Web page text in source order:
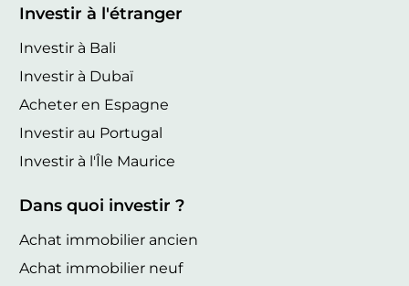
Investir à l'étranger
Investir à Bali
Investir à Dubaï
Acheter en Espagne
Investir au Portugal
Investir à l'Île Maurice
Dans quoi investir ?
Achat immobilier ancien
Achat immobilier neuf